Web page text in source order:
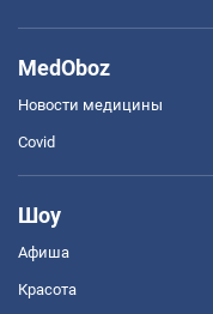
MedOboz
Новости медицины
Covid
Шоу
Афиша
Красота